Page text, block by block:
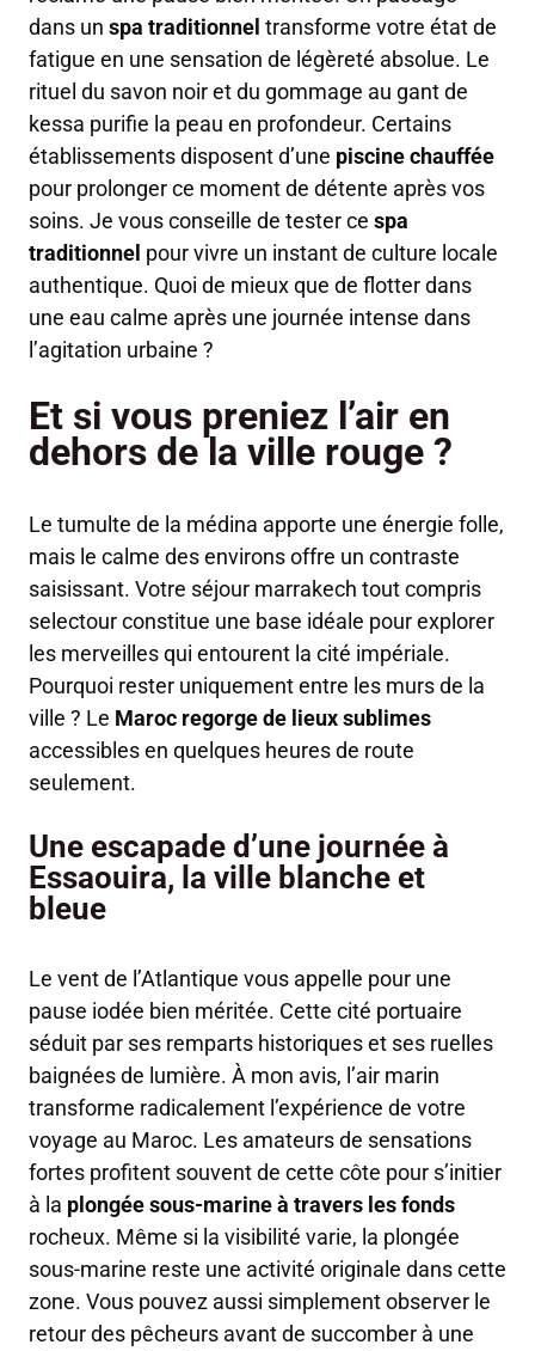
dans un spa traditionnel transforme votre état de
fatigue en une sensation de légèreté absolue. Le
rituel du savon noir et du gommage au gant de
kessa purifie la peau en profondeur. Certains
établissements disposent d’une piscine chauffée
pour prolonger ce moment de détente après vos
soins. Je vous conseille de tester ce spa
traditionnel pour vivre un instant de culture locale
authentique. Quoi de mieux que de flotter dans
une eau calme après une journée intense dans
l’agitation urbaine ?
Et si vous preniez l’air en
dehors de la ville rouge ?
Le tumulte de la médina apporte une énergie folle,
mais le calme des environs offre un contraste
saisissant. Votre séjour marrakech tout compris
selectour constitue une base idéale pour explorer
les merveilles qui entourent la cité impériale.
Pourquoi rester uniquement entre les murs de la
ville ? Le Maroc regorge de lieux sublimes
accessibles en quelques heures de route
seulement.
Une escapade d’une journée à
Essaouira, la ville blanche et
bleue
Le vent de l’Atlantique vous appelle pour une
pause iodée bien méritée. Cette cité portuaire
séduit par ses remparts historiques et ses ruelles
baignées de lumière. À mon avis, l’air marin
transforme radicalement l’expérience de votre
voyage au Maroc. Les amateurs de sensations
fortes profitent souvent de cette côte pour s’initier
à la plongée sous-marine à travers les fonds
rocheux. Même si la visibilité varie, la plongée
sous-marine reste une activité originale dans cette
zone. Vous pouvez aussi simplement observer le
retour des pêcheurs avant de succomber à une